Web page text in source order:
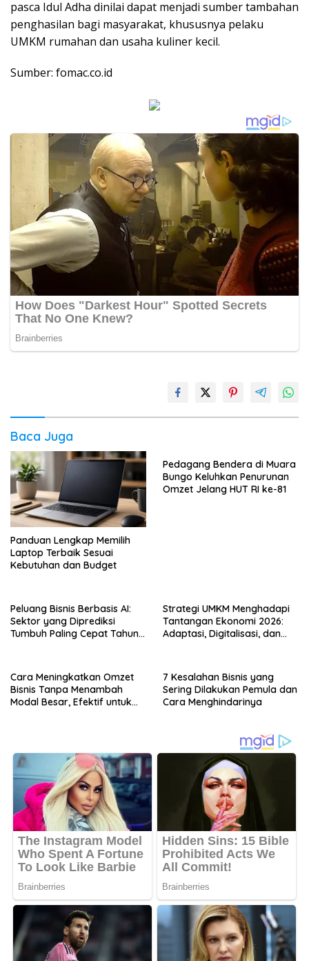
pasca Idul Adha dinilai dapat menjadi sumber tambahan
penghasilan bagi masyarakat, khususnya pelaku
UMKM rumahan dan usaha kuliner kecil.
Sumber: fomac.co.id
Baca Juga
Panduan Lengkap Memilih
Laptop Terbaik Sesuai
Kebutuhan dan Budget
Pedagang Bendera di Muara
Bungo Keluhkan Penurunan
Omzet Jelang HUT RI ke-81
Peluang Bisnis Berbasis AI:
Sektor yang Diprediksi
Tumbuh Paling Cepat Tahun
Strategi UMKM Menghadapi
Tantangan Ekonomi 2026:
Adaptasi, Digitalisasi, dan
Cara Meningkatkan Omzet
Bisnis Tanpa Menambah
Modal Besar, Efektif untuk
7 Kesalahan Bisnis yang
Sering Dilakukan Pemula dan
Cara Menghindarinya